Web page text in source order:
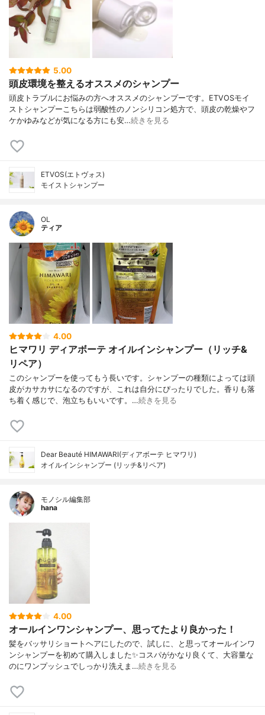
5.00
頭皮環境を整えるオススメのシャンプー
頭皮トラブルにお悩みの方へオススメのシャンプーです。ETVOSモイ
ストシャンプーこちらは弱酸性のノンシリコン処方で、頭皮の乾燥やフ
ケかゆみなどが気になる方にも安…続きを見る
ETVOS(エトヴォス)
モイストシャンプー
OL
ティア
4.00
ヒマワリ ディアボーテ オイルインシャンプー（リッチ&
リペア）
このシャンプーを使ってもう長いです。シャンプーの種類によっては頭
皮がカサカサになるのですが、これは自分にぴったりでした。香りも落
ち着く感じで、泡立ちもいいです。…続きを見る
Dear Beauté HIMAWARI(ディアボーテ ヒマワリ)
オイルインシャンプー (リッチ&リペア)
モノシル編集部
hana
4.00
オールインワンシャンプー、思ってたより良かった！
髪をバッサリショートヘアにしたので、試しに、と思ってオールインワ
ンシャンプーを初めて購入しました✨コスパがかなり良くて、大容量な
のにワンプッシュでしっかり洗えま…続きを見る